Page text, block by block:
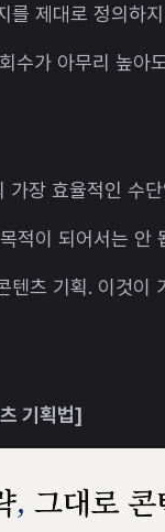
를 제대로 정의하
수가 아무리 높아
가장 효율적인 수
적이 되어서는 안
텐츠 기획. 이것이
기획법]